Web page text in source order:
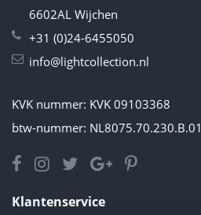
6602AL Wijchen
+31 (0)24-6455050
info@lightcollection.nl
KVK nummer: KVK 09103368
btw-nummer: NL8075.70.230.B.01
Klantenservice